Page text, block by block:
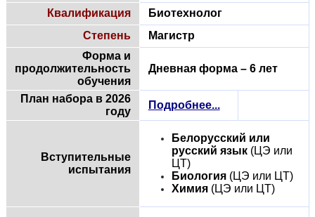
Квалификация
Биотехнолог
Степень
Магистр
Форма и
продолжительность
обучения
Дневная форма – 6 лет
План набора в 2026
году
Подробнее...
Вступительные
испытания
Белорусский или
русский язык (ЦЭ или
ЦТ)
Биология (ЦЭ или ЦТ)
Химия (ЦЭ или ЦТ)